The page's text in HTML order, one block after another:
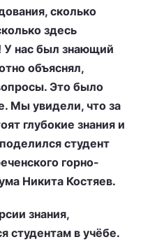
сколько
здесь
У нас был знающий
объяснял,
Это было
Мы увидели, что за
глубокие знания и
студент
горно-
Никита Костяев.
знания,
студентам в учёбе.